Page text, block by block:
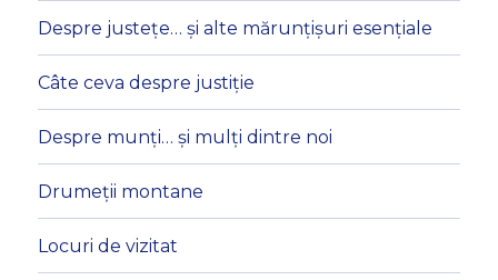
Despre justețe… și alte mărunțișuri esențiale
Câte ceva despre justiție
Despre munți… și mulți dintre noi
Drumeții montane
Locuri de vizitat